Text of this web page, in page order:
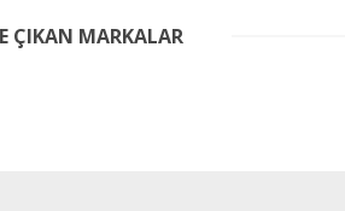
ilk yorumu siz yapın!
ÇIKAN MARKALAR